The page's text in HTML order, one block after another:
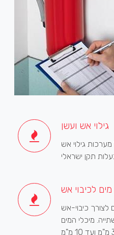
גילוי אש ועשן
גילוי אש
תקן ישראלי
לכיבוי אש
לצורך כיבוי-אש
מיכלי המים